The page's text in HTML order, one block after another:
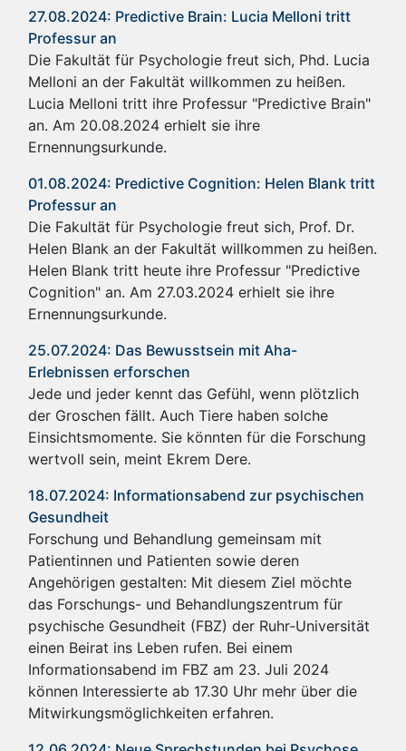
27.08.2024: Predictive Brain: Lucia Melloni tritt
Professur an
Die Fakultät für Psychologie freut sich, Phd. Lucia
Melloni an der Fakultät willkommen zu heißen.
Lucia Melloni tritt ihre Professur "Predictive Brain"
an. Am 20.08.2024 erhielt sie ihre
Ernennungsurkunde.
01.08.2024: Predictive Cognition: Helen Blank tritt
Professur an
Die Fakultät für Psychologie freut sich, Prof. Dr.
Helen Blank an der Fakultät willkommen zu heißen.
Helen Blank tritt heute ihre Professur "Predictive
Cognition" an. Am 27.03.2024 erhielt sie ihre
Ernennungsurkunde.
25.07.2024: Das Bewusstsein mit Aha-
Erlebnissen erforschen
Jede und jeder kennt das Gefühl, wenn plötzlich
der Groschen fällt. Auch Tiere haben solche
Einsichtsmomente. Sie könnten für die Forschung
wertvoll sein, meint Ekrem Dere.
18.07.2024: Informationsabend zur psychischen
Gesundheit
Forschung und Behandlung gemeinsam mit
Patientinnen und Patienten sowie deren
Angehörigen gestalten: Mit diesem Ziel möchte
das Forschungs- und Behandlungszentrum für
psychische Gesundheit (FBZ) der Ruhr-Universität
einen Beirat ins Leben rufen. Bei einem
Informationsabend im FBZ am 23. Juli 2024
können Interessierte ab 17.30 Uhr mehr über die
Mitwirkungsmöglichkeiten erfahren.